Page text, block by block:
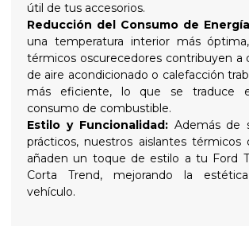
útil de tus accesorios.
Reducción del Consumo de
una temperatura interior más
térmicos oscurecedores contribuyen a
de aire acondicionado o calefacción
más eficiente, lo que se traduce
consumo de combustible.
Estilo y Funcionalidad:Además de
prácticos, nuestros aislantes térmicos
añaden un toque de estilo a tu Ford
Corta Trend, mejorando la
vehículo.